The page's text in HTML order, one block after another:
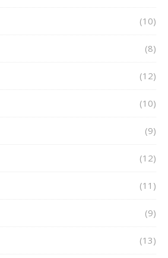
(10)
(8)
(12)
(10)
(9)
(12)
(11)
(9)
(13)